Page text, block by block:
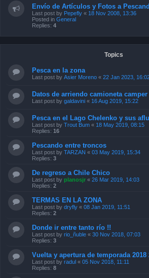
Envío de Artículos y Fotos a
Last post by Pepefly « 18 Nov 2008, 13:36
Posted in General
Replies: 4
Topics
Pesca en la zona
Last post by Asier Moreno « 22 Jan 2023,
Datos de arriendo camioneta
Last post by galdavini « 16 Aug 2019, 15:22
Pesca en el Lago Chelenko y sus
Last post by Trout Bum « 18 May 2019, 08:15
Replies: 16
Pescando entre troncos
Last post by TARZAN « 03 May 2019, 15:34
Replies: 3
De regreso a Chile Chico
Last post by planosjr « 26 Mar 2019, 14:03
Replies: 2
TERMAS EN LA ZONA
Last post by dryfly « 08 Jan 2019, 11:51
Replies: 2
Donde ir entre tanto río !!
Last post by rio_ñuble « 30 Nov 2018, 07:03
Replies: 3
Vuelta y apertura de temporada 2018
Last post by radul « 05 Nov 2018, 11:11
Replies: 8